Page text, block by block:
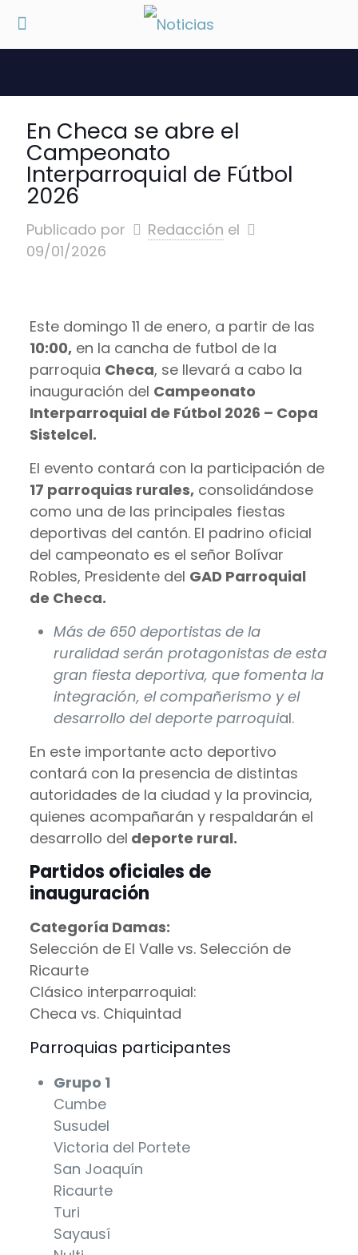
En Checa se abre el
Campeonato
Interparroquial de Fútbol
2026
Publicado por Redacción el
09/01/2026
Este domingo 11 de enero, a partir de las
10:00,en la cancha de futbol de la
parroquia Checa, se llevará a cabo la
inauguración del Campeonato
Interparroquial de Fútbol 2026 – Copa
Sistelcel.
El evento contará con la participación de
17 parroquias rurales,consolidándose
como una de las principales fiestas
deportivas del cantón. El padrino oficial
del campeonato es el señor Bolívar
Robles, Presidente del GAD Parroquial
de Checa.
Más de 650 deportistas de la
ruralidad serán protagonistas de esta
gran fiesta deportiva, que fomenta la
integración, el compañerismo y el
desarrollo del deporte parroquial.
En este importante acto deportivo
contará con la presencia de distintas
autoridades de la ciudad y la provincia,
quienes acompañarán y respaldarán el
desarrollo del deporte rural.
Partidos oficiales de
inauguración
Categoría Damas:
Selección de El Valle vs. Selección de
Ricaurte
Clásico interparroquial:
Checa vs. Chiquintad
Parroquias participantes
Grupo 1
Cumbe
Susudel
Victoria del Portete
San Joaquín
Ricaurte
Turi
Sayausí